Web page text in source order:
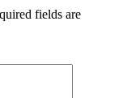
fields are